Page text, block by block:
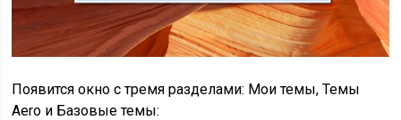
Появится окно с тремя разделами: Мои темы, Темы
Aero и Базовые темы: